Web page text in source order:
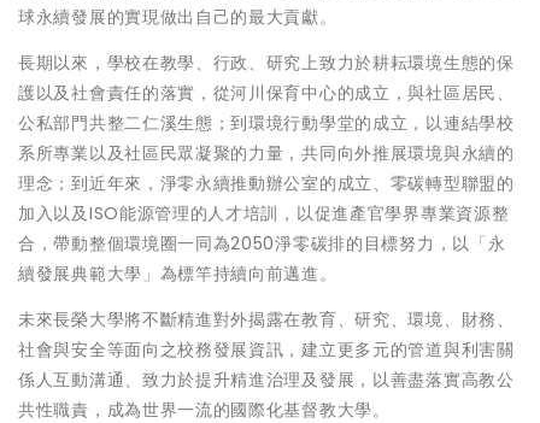
球永續發展的實現做出自己的最大貢獻。
長期以來，學校在教學、行政、研究上致力於耕耘環境生態的保
護以及社會責任的落實，從河川保育中心的成立，與社區居民、
公私部門共整二仁溪生態；到環境行動學堂的成立，以連結學校
系所專業以及社區民眾凝聚的力量，共同向外推展環境與永續的
理念；到近年來，淨零永續推動辦公室的成立、零碳轉型聯盟的
加入以及ISO能源管理的人才培訓，以促進產官學界專業資源整
合，帶動整個環境圈一同為2050淨零碳排的目標努力，以「永
續發展典範大學」為標竿持續向前邁進。
未來長榮大學將不斷精進對外揭露在教育、研究、環境、財務、
社會與安全等面向之校務發展資訊，建立更多元的管道與利害關
係人互動溝通、致力於提升精進治理及發展，以善盡落實高教公
共性職責，成為世界一流的國際化基督教大學。